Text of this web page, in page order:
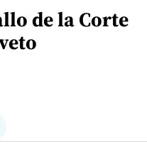
de la Corte